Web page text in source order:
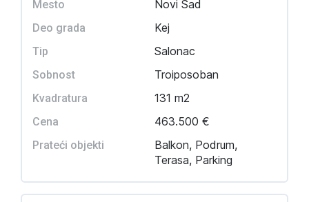
Mesto Novi Sad
Deo grada Kej
Tip Salonac
Sobnost Troiposoban
Kvadratura 131 m2
Cena 463.500 €
Prateći objekti
Balkon, Podrum,
Terasa, Parking